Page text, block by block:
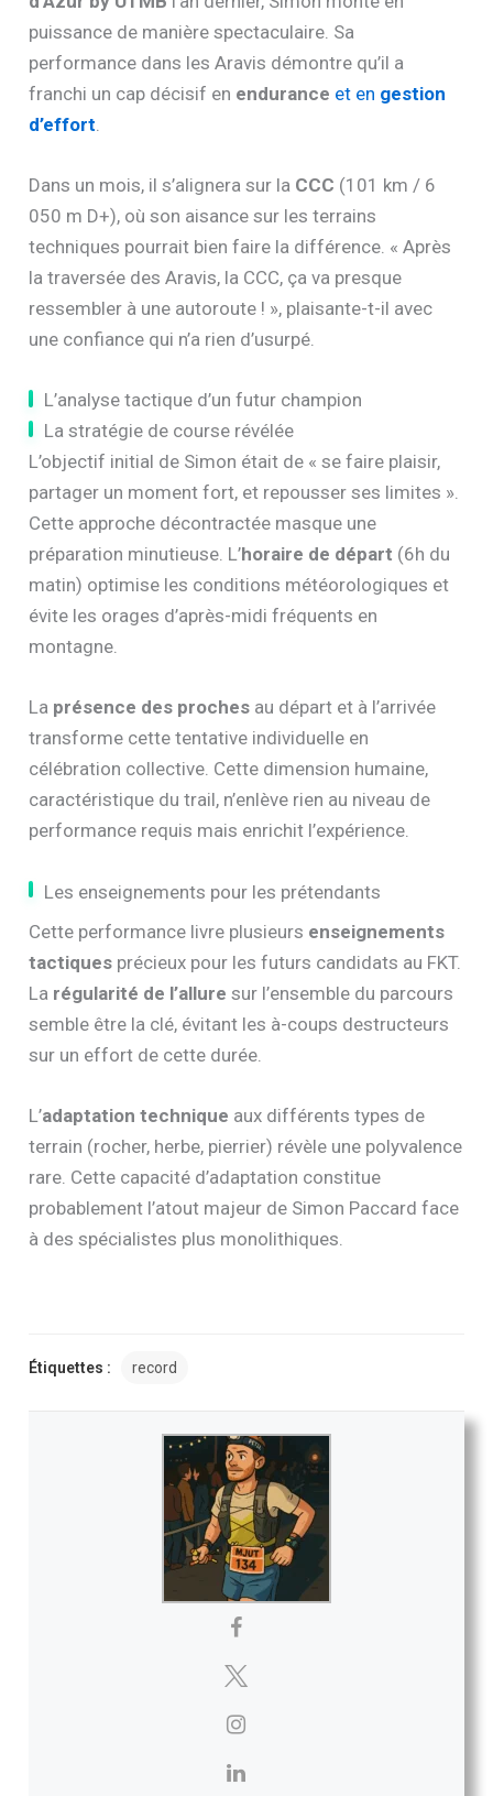
puissance de manière spectaculaire. Sa
performance dans les Aravis démontre qu’il a
franchi un cap décisif en endurance et en gestion
d’effort
Dans un mois, il s’alignera sur la CCC (101 km / 6
050 m D+), où son aisance sur les terrains
techniques pourrait bien faire la différence. « Après
la traversée des Aravis, la CCC, ça va presque
ressembler à une autoroute ! », plaisante-t-il avec
une confiance qui n’a rien d’usurpé.
L’analyse tactique d’un futur champion
La stratégie de course révélée
L’objectif initial de Simon était de « se faire plaisir,
partager un moment fort, et repousser ses limites ».
Cette approche décontractée masque une
préparation minutieuse. L’horaire de départ (6h du
matin) optimise les conditions météorologiques et
évite les orages d’après-midi fréquents en
montagne.
La présence des proches au départ et à l’arrivée
transforme cette tentative individuelle en
célébration collective. Cette dimension humaine,
caractéristique du trail, n’enlève rien au niveau de
performance requis mais enrichit l’expérience.
Les enseignements pour les prétendants
Cette performance livre plusieurs enseignements
tactiques précieux pour les futurs candidats au FKT.
La régularité de l’allure sur l’ensemble du parcours
semble être la clé, évitant les à-coups destructeurs
sur un effort de cette durée.
L’adaptation technique aux différents types de
terrain (rocher, herbe, pierrier) révèle une polyvalence
rare. Cette capacité d’adaptation constitue
probablement l’atout majeur de Simon Paccard face
à des spécialistes plus monolithiques.
Étiquettes : record